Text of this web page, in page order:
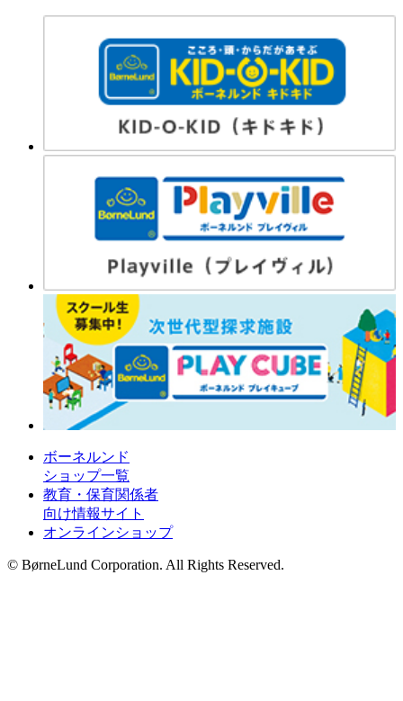
ボーネルンド
ショップ一覧
教育・保育関係者
向け情報サイト
オンラインショップ
© BørneLund Corporation. All Rights Reserved.